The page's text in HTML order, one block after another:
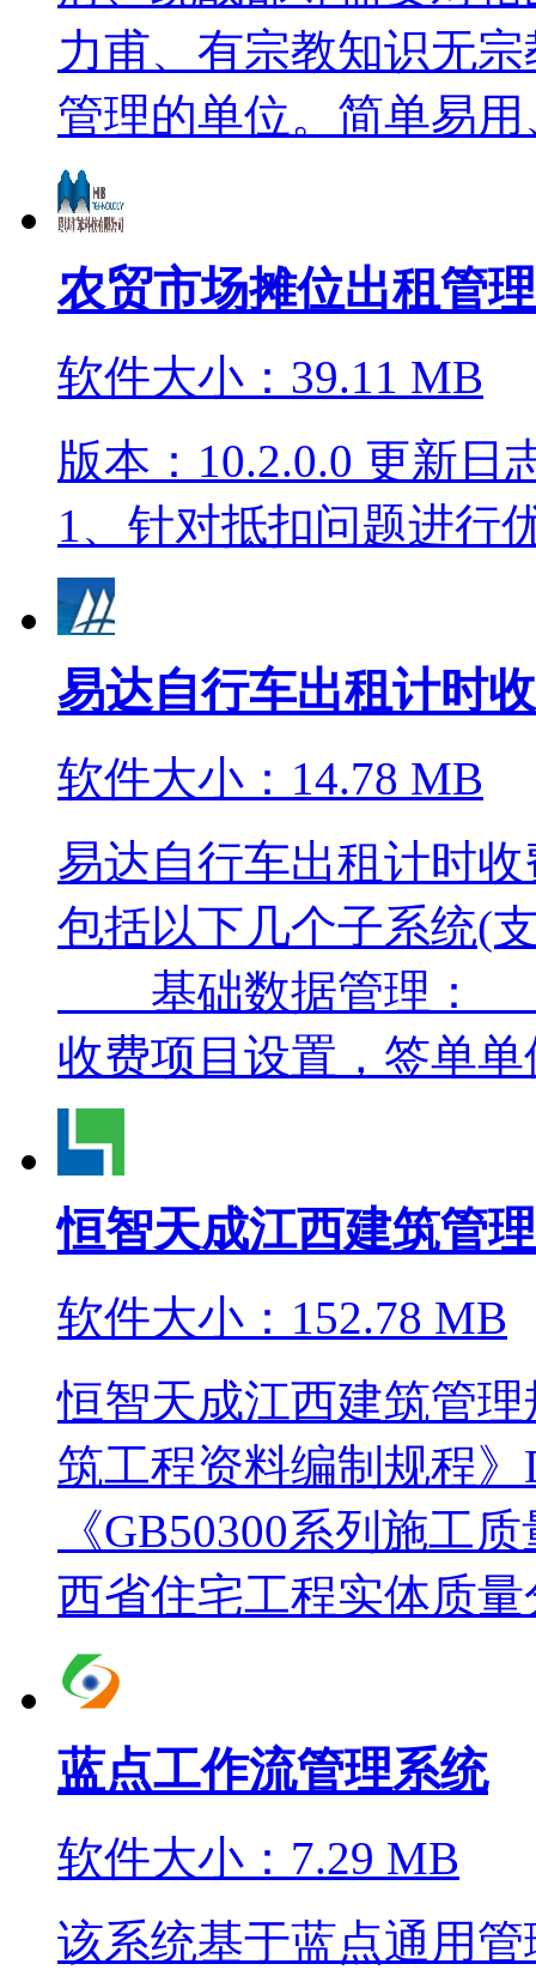
力甫、有宗教知识无
管理的单位。简单易用
农贸市场摊位出租管
软件大小：39.11 MB
版本：10.2.0.0 更新日
1、针对抵扣问题进行
易达自行车出租计时
软件大小：14.78 MB
易达自行车出租计时
包括以下几个子系统(
基础数据管理：
收费项目设置，签单单
恒智天成江西建筑管
软件大小：152.78 MB
恒智天成江西建筑
筑工程资料编制规
《GB50300系列施
西省住宅工程实体质
蓝点工作流管理系统
软件大小：7.29 MB
该系统基于蓝点通用